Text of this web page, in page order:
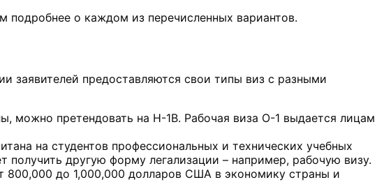
о каждом из перечисленных вариантов.
заявителей предоставляются свои типы виз с разными
претендовать на H-1B. Рабочая виза O-1 выдается лицам
на студентов профессиональных и технических учебных
другую форму легализации – например, рабочую визу.
до 1,000,000 долларов США в экономику страны и